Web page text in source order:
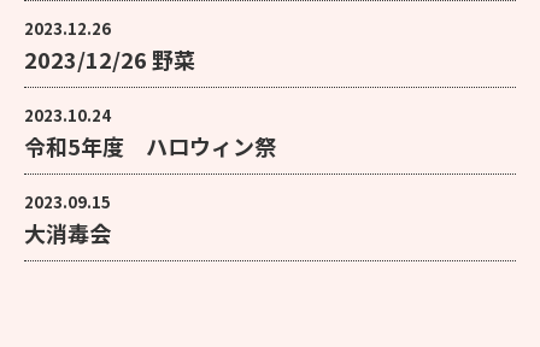
2023.12.26
2023/12/26 野菜
2023.10.24
令和5年度 ハロウィン祭
2023.09.15
大消毒会